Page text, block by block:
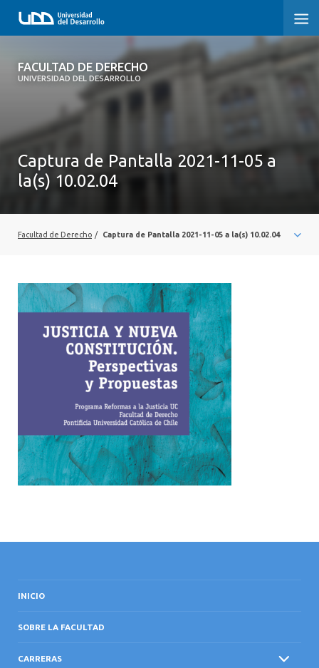
FACULTAD DE DERECHO
UNIVERSIDAD DEL DESARROLLO
FACULTAD DE DERECHO
SOBRE LA FACULTAD
CARRERAS
VINCULACIÓN CON EL MEDIO
Captura de Pantalla 2021-11-05 a
la(s) 10.02.04
Facultad de Derecho / Captura de Pantalla 2021-11-05 a la(s) 10.02.04
INICIO
SOBRE LA FACULTAD
CARRERAS